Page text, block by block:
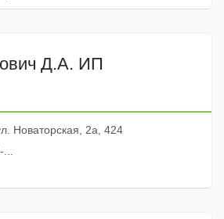
Д.А. ИП
Новаторская, 2а, 424